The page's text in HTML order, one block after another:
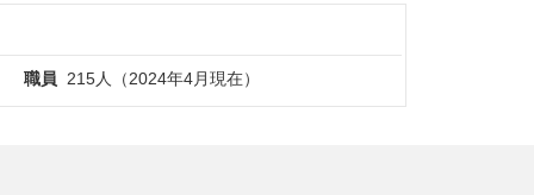
職員 215人（2024年4月現在）